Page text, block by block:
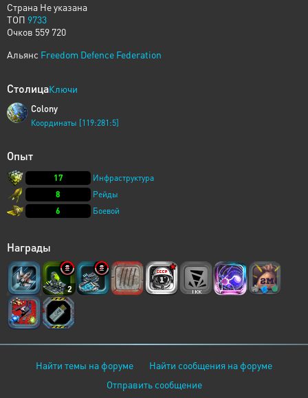
Страна Не указана
ТОП 9733
Очков 559 720
Альянс Freedom Defence Federation
СтолицаКлючи
Colony
Координаты [119:281:5]
Опыт
17
Инфраструктура
8
Рейды
6
Боевой
Награды
2
Найти темы на форуме
Найти сообщения на форуме
Отправить сообщение